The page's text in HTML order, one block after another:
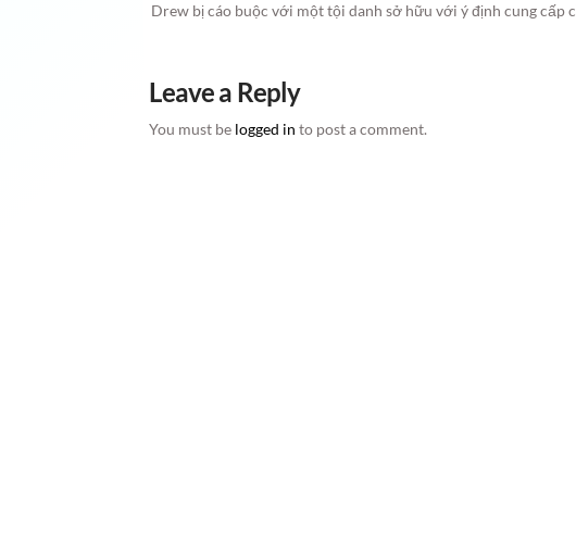
Drew bị cáo buộc với một tội danh sở hữu với ý định cung cấp
Leave a Reply
You must be logged in to post a comment.